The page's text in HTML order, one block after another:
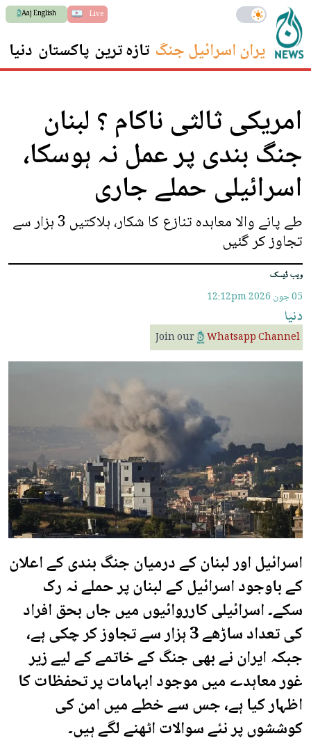
Live
Aaj English
ایران اسرائیل جنگ تازہ ترین پاکستان دنیا
امریکی ثالثی ناکام ؟ لبنان
جنگ بندی پر عمل نہ ہوسکا،
اسرائیلی حملے جاری
طے پانے والا معاہدہ تنازع کا شکار، ہلاکتیں 3 ہزار سے
تجاوز کر گئیں
ویب ڈیسک
05 جون 2026 12:12pm
دنیا
Join our Whatsapp Channel
اسرائیل اور لبنان کے درمیان جنگ بندی کے اعلان
کے باوجود اسرائیل کے لبنان پر حملے نہ رک
سکے۔ اسرائیلی کارروائیوں میں جاں بحق افراد
کی تعداد ساڑھے 3 ہزار سے تجاوز کر چکی ہے،
جبکہ ایران نے بھی جنگ کے خاتمے کے لیے زیر
غور معاہدے میں موجود ابہامات پر تحفظات کا
اظہار کیا ہے، جس سے خطے میں امن کی
کوششوں پر نئے سوالات اٹھنے لگے ہیں۔